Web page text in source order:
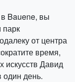
Bauene, вы
парк
от центра
время,
искусств Давид
один день.